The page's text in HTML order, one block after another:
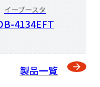
イーブースタ
4134EFT
製品一覧